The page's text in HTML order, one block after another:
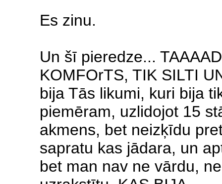
Es zinu.
Un šī pieredze...
KOMFOrTS, TIK SILTI
bija Tās likumi, kuri bija
piemēram, uzlidojot 15
akmens, bet neizķīdu
sapratu kas jādara, un
bet man nav ne vārdu,